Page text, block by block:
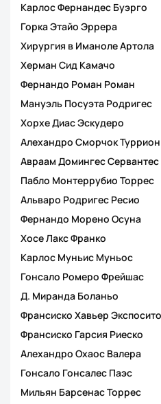
Карлос Фернандес Буэрго
Горка Этайо Эррера
Хирургия в Иманоле Артола
Херман Сид Камачо
Фернандо Роман Роман
Мануэль Посуэта Родригес
Хорхе Диас Эскудеро
Алехандро Сморчок Туррион
Авраам Домингес Сервантес
Пабло Монтеррубио Торрес
Альваро Родригес Ресио
Фернандо Морено Осуна
Хосе Лакс Франко
Карлос Муньис Муньос
Гонсало Ромеро Фрейшас
Д. Миранда Боланьо
Франсиско Хавьер
Франсиско Гарсия Риеско
Алехандро Охаос Валерa
Гонсало Гонсалес Паэс
Мильян Барсенас Торрес